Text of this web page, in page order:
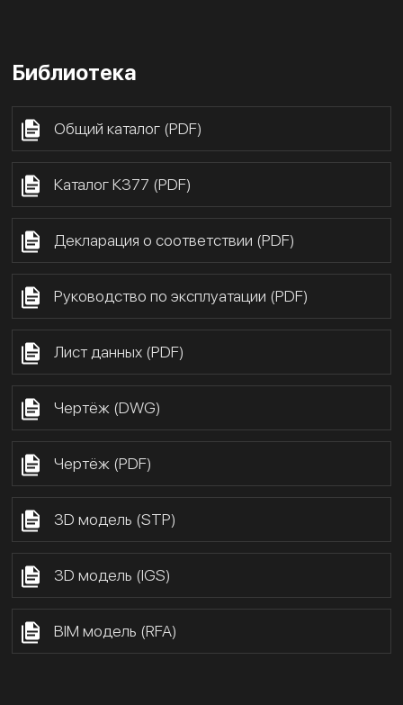
Библиотека
Общий каталог (PDF)
Каталог К377 (PDF)
Декларация о соответствии (PDF)
Руководство по эксплуатации (PDF)
Лист данных (PDF)
Чертёж (DWG)
Чертёж (PDF)
3D модель (STP)
3D модель (IGS)
BIM модель (RFA)